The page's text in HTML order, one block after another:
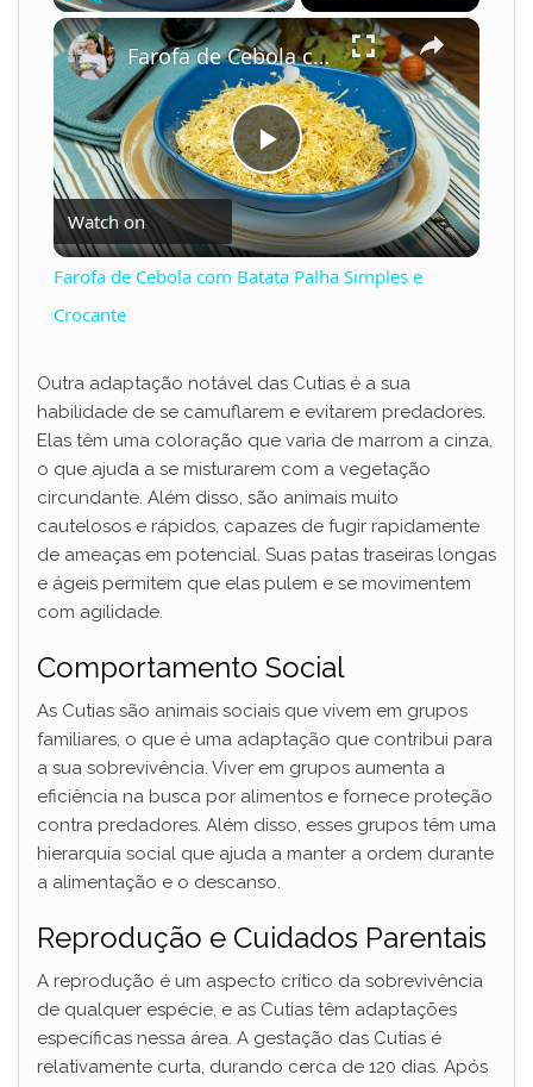
Play Unmute ×
P
l
y
V
i
d
e
o
Farofa de Cebola com Batata Palha Simples e Crocante
Watch on
Farofa de Cebola com Batata Palha Simples e
Crocante
Outra adaptação notável das Cutias é a sua
habilidade de se camuflarem e evitarem predadores.
Elas têm uma coloração que varia de marrom a cinza,
o que ajuda a se misturarem com a vegetação
circundante. Além disso, são animais muito
cautelosos e rápidos, capazes de fugir rapidamente
de ameaças em potencial. Suas patas traseiras longas
e ágeis permitem que elas pulem e se movimentem
com agilidade.
Comportamento Social
As Cutias são animais sociais que vivem em grupos
familiares, o que é uma adaptação que contribui para
a sua sobrevivência. Viver em grupos aumenta a
eficiência na busca por alimentos e fornece proteção
contra predadores. Além disso, esses grupos têm uma
hierarquia social que ajuda a manter a ordem durante
a alimentação e o descanso.
Reprodução e Cuidados Parentais
A reprodução é um aspecto crítico da sobrevivência
de qualquer espécie, e as Cutias têm adaptações
específicas nessa área. A gestação das Cutias é
relativamente curta, durando cerca de 120 dias. Após